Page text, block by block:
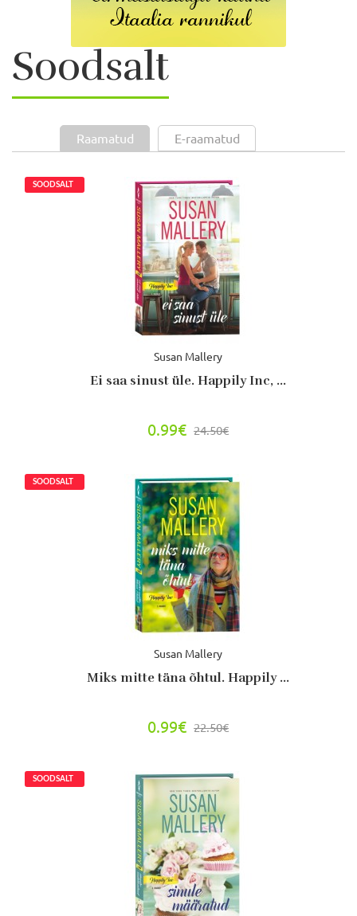
Soodsalt
Raamatud E-raamatud
Susan Mallery
Ei saa sinust üle. Happily Inc, ...
0.99€ 24.50€
Susan Mallery
Miks mitte täna õhtul. Happily ...
0.99€ 22.50€